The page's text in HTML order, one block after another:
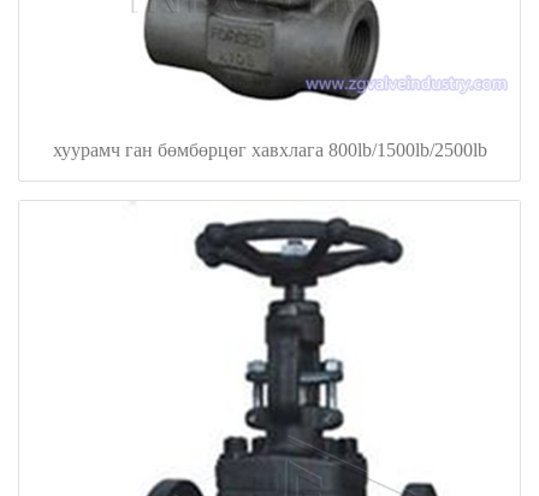
хуурамч ган бөмбөрцөг хавхлага 800lb/1500lb/2500lb